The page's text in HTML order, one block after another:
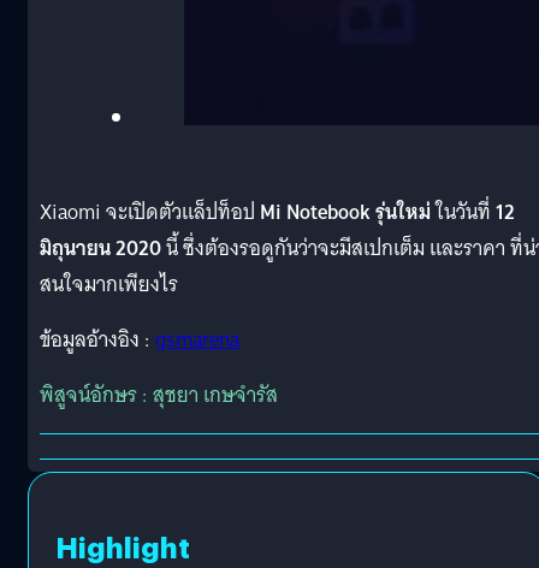
Xiaomi จะเปิดตัวแล็ปท็อป Mi Notebook รุ่นใหม่ในวันที่12
มิถุนายน 2020นี้ ซึ่งต้องรอดูกันว่าจะมีสเปกเต็ม และราคา ที่
สนใจมากเพียงไร
ข้อมูลอ้างอิง : gsmarena
พิสูจน์อักษร : สุชยา เกษจำรัส
Highlight